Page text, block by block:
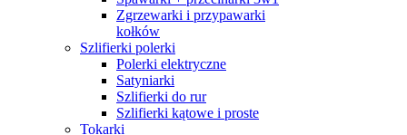
Zgrzewarki i przypawarki
kołków
Szlifierki polerki
Polerki elektryczne
Satyniarki
Szlifierki do rur
Szlifierki kątowe i proste
Tokarki